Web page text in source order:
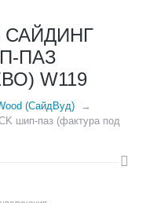
ПАЗ
W119
(СайдВуд)
шип-паз (фактура под